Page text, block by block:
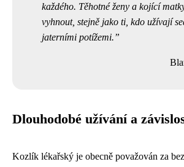
každého. Těhotné ženy a kojící
vyhnout, stejně jako ti, kdo užívají
jaterními potížemi.
Dlouhodobé užívání a
Kozlík lékařský je obecně považován za